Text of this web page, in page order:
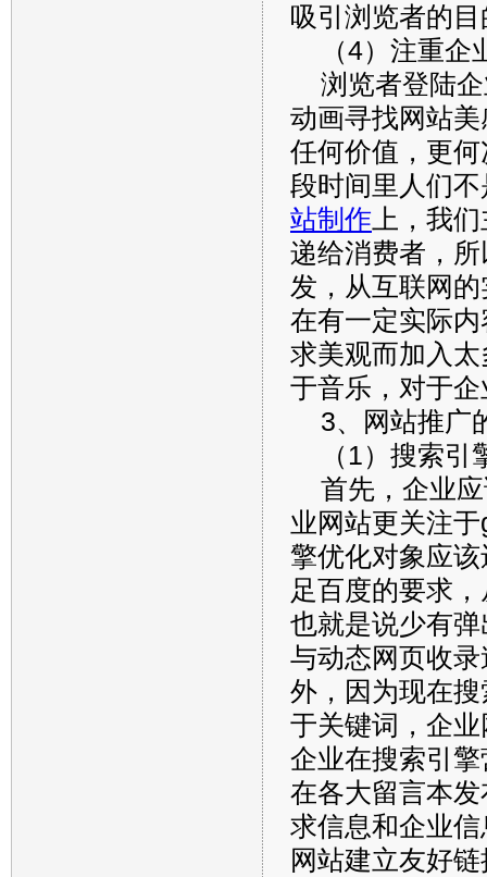
吸引浏览者的
（4）注重企
浏览者登陆企
动画寻找网站
任何价值，更
段时间里人们
站制作 上，我
递给消费者，所
发，从互联网
在有一定实际
求美观而加入
于音乐，对于企
3、网站推广
（1）搜索引
首先，企业应
业网站更关注
擎优化对象应
足百度的要求
也就是说少有
与动态网页收
外，因为现在
于关键词，企
企业在搜索引
在各大留言本
求信息和企业
网站建立友好